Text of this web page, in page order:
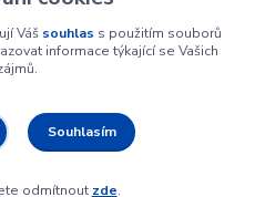
Váš souhlas s použitím souborů
informace týkající se Vašich
Souhlasím
odmítnout zde.